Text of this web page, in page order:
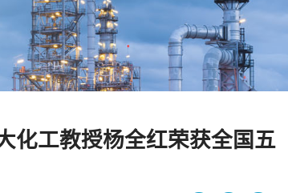
工教授杨全红荣获全国五